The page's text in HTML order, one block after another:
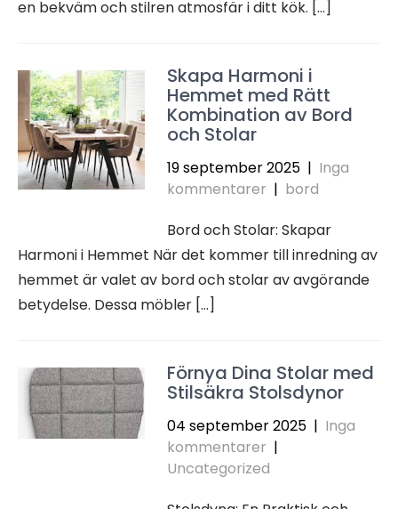
en bekväm och stilren atmosfär i ditt kök. […]
Skapa Harmoni i
Hemmet med Rätt
Kombination av Bord
och Stolar
19 september 2025 | Inga
kommentarer | bord
Bord och Stolar: Skapar
Harmoni i Hemmet När det kommer till inredning av
hemmet är valet av bord och stolar av avgörande
betydelse. Dessa möbler […]
Förnya Dina Stolar med
Stilsäkra Stolsdynor
04 september 2025 | Inga
kommentarer |
Uncategorized